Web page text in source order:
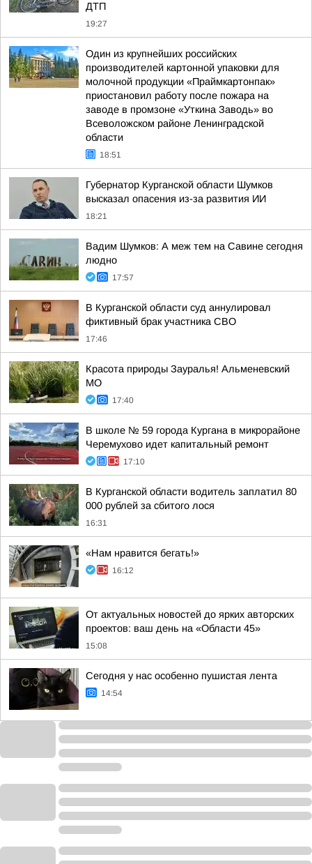
ДТП
19:27
Один из крупнейших российских
производителей картонной упаковки для
молочной продукции «Праймкартонпак»
приостановил работу после пожара на
заводе в промзоне «Уткина Заводь» во
Всеволожском районе Ленинградской
области
18:51
Губернатор Курганской области Шумков
высказал опасения из-за развития ИИ
18:21
Вадим Шумков: А меж тем на Савине сегодня
людно
17:57
В Курганской области суд аннулировал
фиктивный брак участника СВО
17:46
Красота природы Зауралья! Альменевский
МО
17:40
В школе № 59 города Кургана в микрорайоне
Черемухово идет капитальный ремонт
17:10
В Курганской области водитель заплатил 80
000 рублей за сбитого лося
16:31
«Нам нравится бегать!»
16:12
От актуальных новостей до ярких авторских
проектов: ваш день на «Области 45»
15:08
Сегодня у нас особенно пушистая лента
14:54